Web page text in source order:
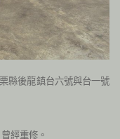
縣後龍鎮台六號與台一號
經重修。